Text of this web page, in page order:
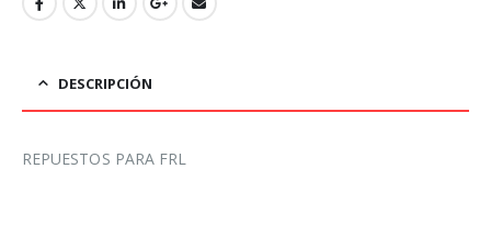
DESCRIPCIÓN
REPUESTOS PARA FRL